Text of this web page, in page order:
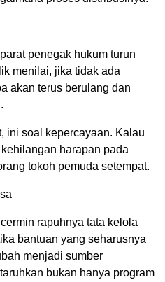
penegak hukum turun
menilai, jika tidak ada
akan terus berulang dan
ini soal kepercayaan. Kalau
harapan pada
tokoh pemuda setempat.
rapuhnya tata kelola
bantuan yang seharusnya
menjadi sumber
bukan hanya program